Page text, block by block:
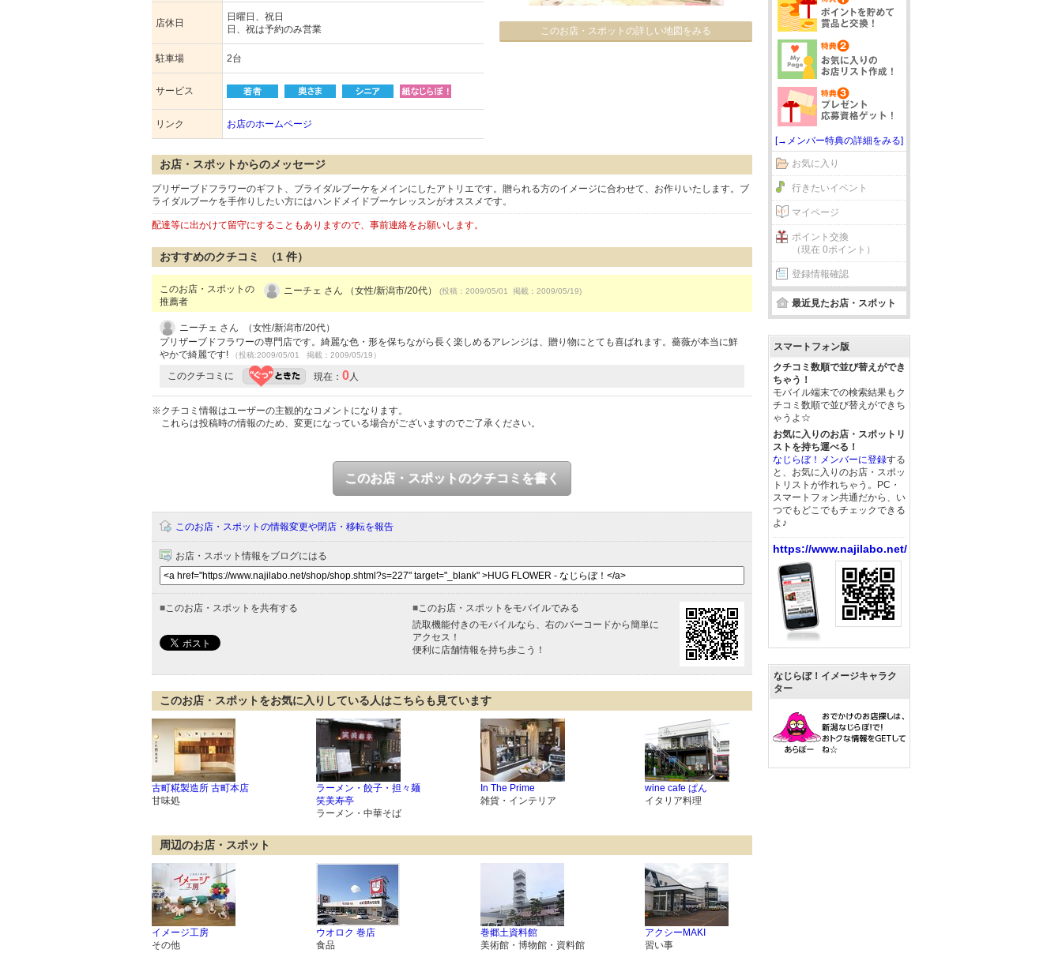
店休日
日曜日、祝日
日、祝は予約のみ営業
駐車場 2台
サービス
リンク お店のホームページ
このお店・スポットの詳しい地図をみる
お店・スポットからのメッセージ
プリザーブドフラワーのギフト、ブライダルブーケをメインにしたアトリエです。贈られる方のイメージに合わせて、お作りいたします。ブ
ライダルブーケを手作りしたい方にはハンドメイドブーケレッスンがオススメです。
配達等に出かけて留守にすることもありますので、事前連絡をお願いします。
おすすめのクチコミ （1 件）
このお店・スポットの
推薦者
ニーチェ さん （女性/新潟市/20代） (投稿：2009/05/01 掲載：2009/05/19)
ニーチェ さん （女性/新潟市/20代）
プリザーブドフラワーの専門店です。綺麗な色・形を保ちながら長く楽しめるアレンジは、贈り物にとても喜ばれます。薔薇が本当に鮮
やかで綺麗です!
（投稿:2009/05/01 掲載：2009/05/19）
このクチコミに 現在： 0人
※クチコミ情報はユーザーの主観的なコメントになります。
これらは投稿時の情報のため、変更になっている場合がございますのでご了承ください。
このお店・スポットのクチコミを書く
このお店・スポットの情報変更や閉店・移転を報告
お店・スポット情報をブログにはる
■このお店・スポットを共有する ■このお店・スポットをモバイルでみる
読取機能付きのモバイルなら、右のバーコードから簡単に
アクセス！
便利に店舗情報を持ち歩こう！
このお店・スポットをお気に入りしている人はこちらも見ています
古町糀製造所 古町本店
甘味処
ラーメン・餃子・担々麺
笑美寿亭
ラーメン・中華そば
In The Prime
雑貨・インテリア
wine cafe ぱん
イタリア料理
周辺のお店・スポット
イメージ工房
その他
ウオロク 巻店
食品
巻郷土資料館
美術館・博物館・資料館
アクシーMAKI
習い事
[→メンバー特典の詳細をみる]
お気に入り
行きたいイベント
マイページ
ポイント交換
（現在 0ポイント）
登録情報確認
最近見たお店・スポット
スマートフォン版
クチコミ数順で並び替えができ
ちゃう！
モバイル端末での検索結果もク
チコミ数順で並び替えができち
ゃうよ☆
お気に入りのお店・スポットリ
ストを持ち運べる！
なじらぼ！メンバーに登録する
と、お気に入りのお店・スポッ
トリストが作れちゃう。PC・
スマートフォン共通だから、い
つでもどこでもチェックできる
よ♪
https://www.najilabo.net/
なじらぼ！イメージキャラク
ター